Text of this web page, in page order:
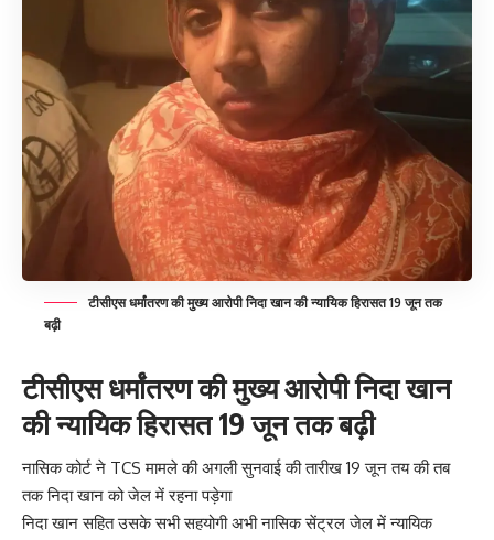
टीसीएस धर्मांतरण की मुख्य आरोपी निदा खान की न्यायिक हिरासत 19 जून तक
बढ़ी
टीसीएस धर्मांतरण की मुख्य आरोपी निदा खान
की न्यायिक हिरासत 19 जून तक बढ़ी
नासिक कोर्ट ने TCS मामले की अगली सुनवाई की तारीख 19 जून तय की तब
तक निदा खान को जेल में रहना पड़ेगा
निदा खान सहित उसके सभी सहयोगी अभी नासिक सेंट्रल जेल में न्यायिक